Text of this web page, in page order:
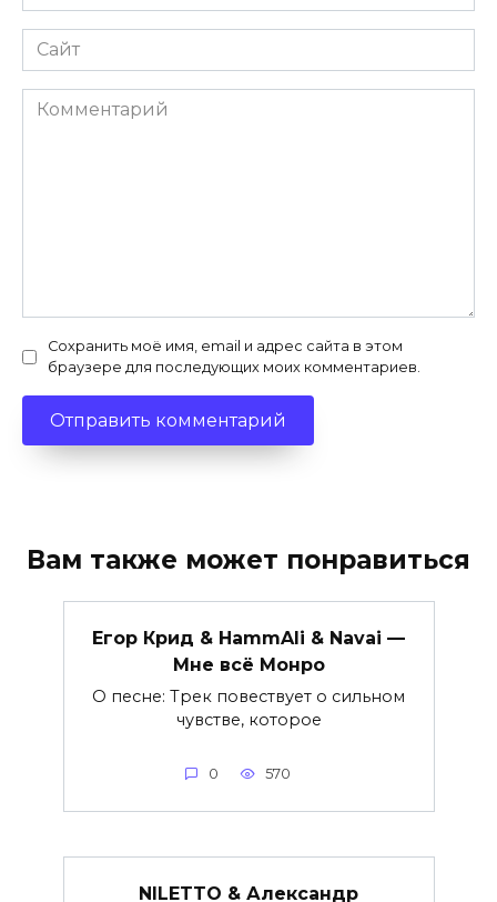
*
Сайт
Комментарий
Сохранить моё имя, email и адрес сайта в этом
браузере для последующих моих комментариев.
Вам также может понравиться
Егор Крид & HammAli & Navai —
Мне всё Монро
О песне: Трек повествует о сильном
чувстве, которое
0 570
NILETTO & Александр